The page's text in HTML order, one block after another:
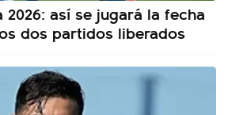
2026: así se jugará la fecha
dos partidos liberados